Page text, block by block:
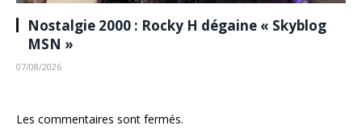
Nostalgie 2000 : Rocky H dégaine « Skyblog
MSN »
07/08/2026
Les commentaires sont fermés.